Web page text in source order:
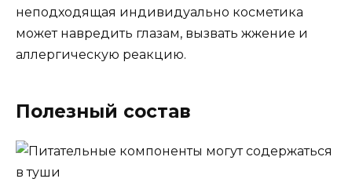
неподходящая индивидуально косметика
может навредить глазам, вызвать жжение и
аллергическую реакцию.
Полезный состав